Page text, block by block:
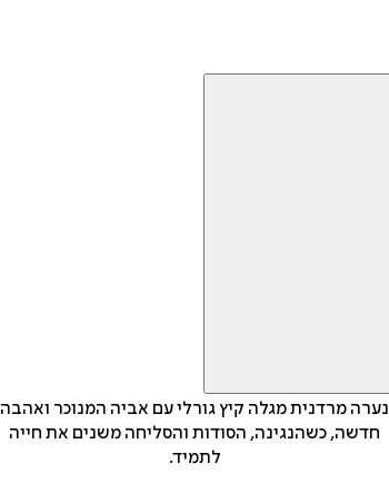
נערה מרדנית מגלה קיץ גורלי עם אביה המנוכר ואהבה
חדשה, כשהנגינה, הסודות והסליחה משנים את חייה
לתמיד.